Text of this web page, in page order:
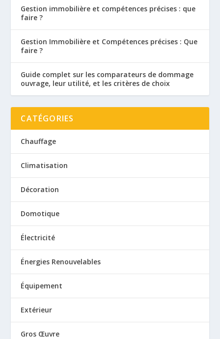
Gestion immobilière et compétences précises : que
faire ?
Gestion Immobilière et Compétences précises : Que
faire ?
Guide complet sur les comparateurs de dommage
ouvrage, leur utilité, et les critères de choix
CATÉGORIES
Chauffage
Climatisation
Décoration
Domotique
Électricité
Énergies Renouvelables
Équipement
Extérieur
Gros Œuvre